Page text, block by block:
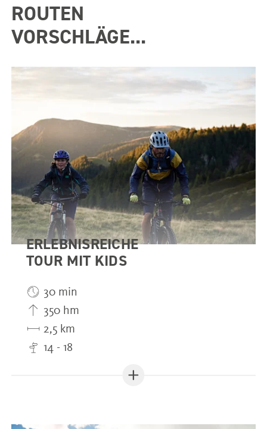
ROUTEN
VORSCHLÄGE...
ERLEBNISREICHE
TOUR MIT KIDS
30 min
350 hm
2,5 km
14 - 18